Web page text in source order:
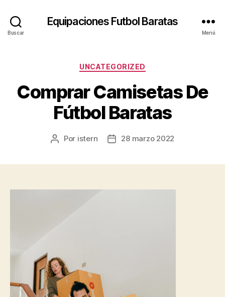
Buscar
Equipaciones Futbol Baratas
Menú
Categorías
UNCATEGORIZED
Comprar Camisetas De
Fútbol Baratas
Autor
Por istern
Fecha28 marzo 2022